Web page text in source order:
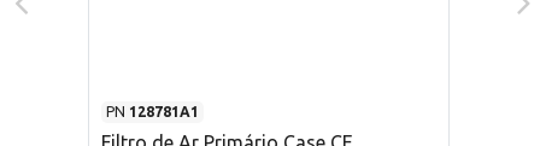
PN 128781A1